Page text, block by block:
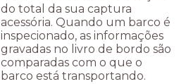
do total da sua captura
acessória. Quando um barco é
inspecionado, as informações
gravadas no livro de bordo são
comparadas com o que o
barco está transportando.